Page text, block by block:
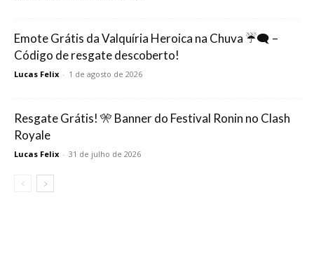
Emote Grátis da Valquíria Heroica na Chuva ☔🗨️ –
Código de resgate descoberto!
Lucas Felix - 1 de agosto de 2026
Resgate Grátis! 🎌 Banner do Festival Ronin no Clash
Royale
Lucas Felix - 31 de julho de 2026